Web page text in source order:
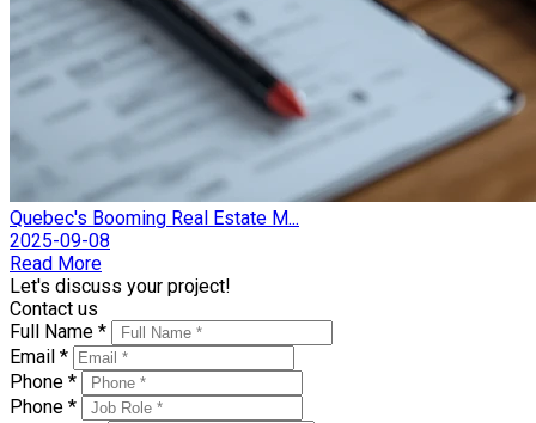
Quebec's Booming Real Estate M...
2025-09-08
Read More
Let's discuss your project!
Contact us
Full Name *
Email *
Phone *
Phone *